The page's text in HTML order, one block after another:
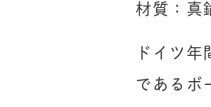
材質：真
ドイツ
であるボ